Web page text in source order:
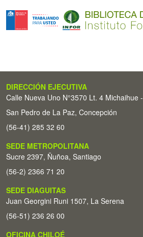
DIRECCIÓN EJECUTIVA
Calle Nueva Uno N°3570 Lt. 4 Michaihue -
San Pedro de La Paz, Concepción
(56-41) 285 32 60
SEDE METROPOLITANA
Sucre 2397, Ñuñoa, Santiago
(56-2) 2366 71 20
SEDE DIAGUITAS
Juan Georgini Runi 1507, La Serena
(56-51) 236 26 00
OFICINA CHILOÉ